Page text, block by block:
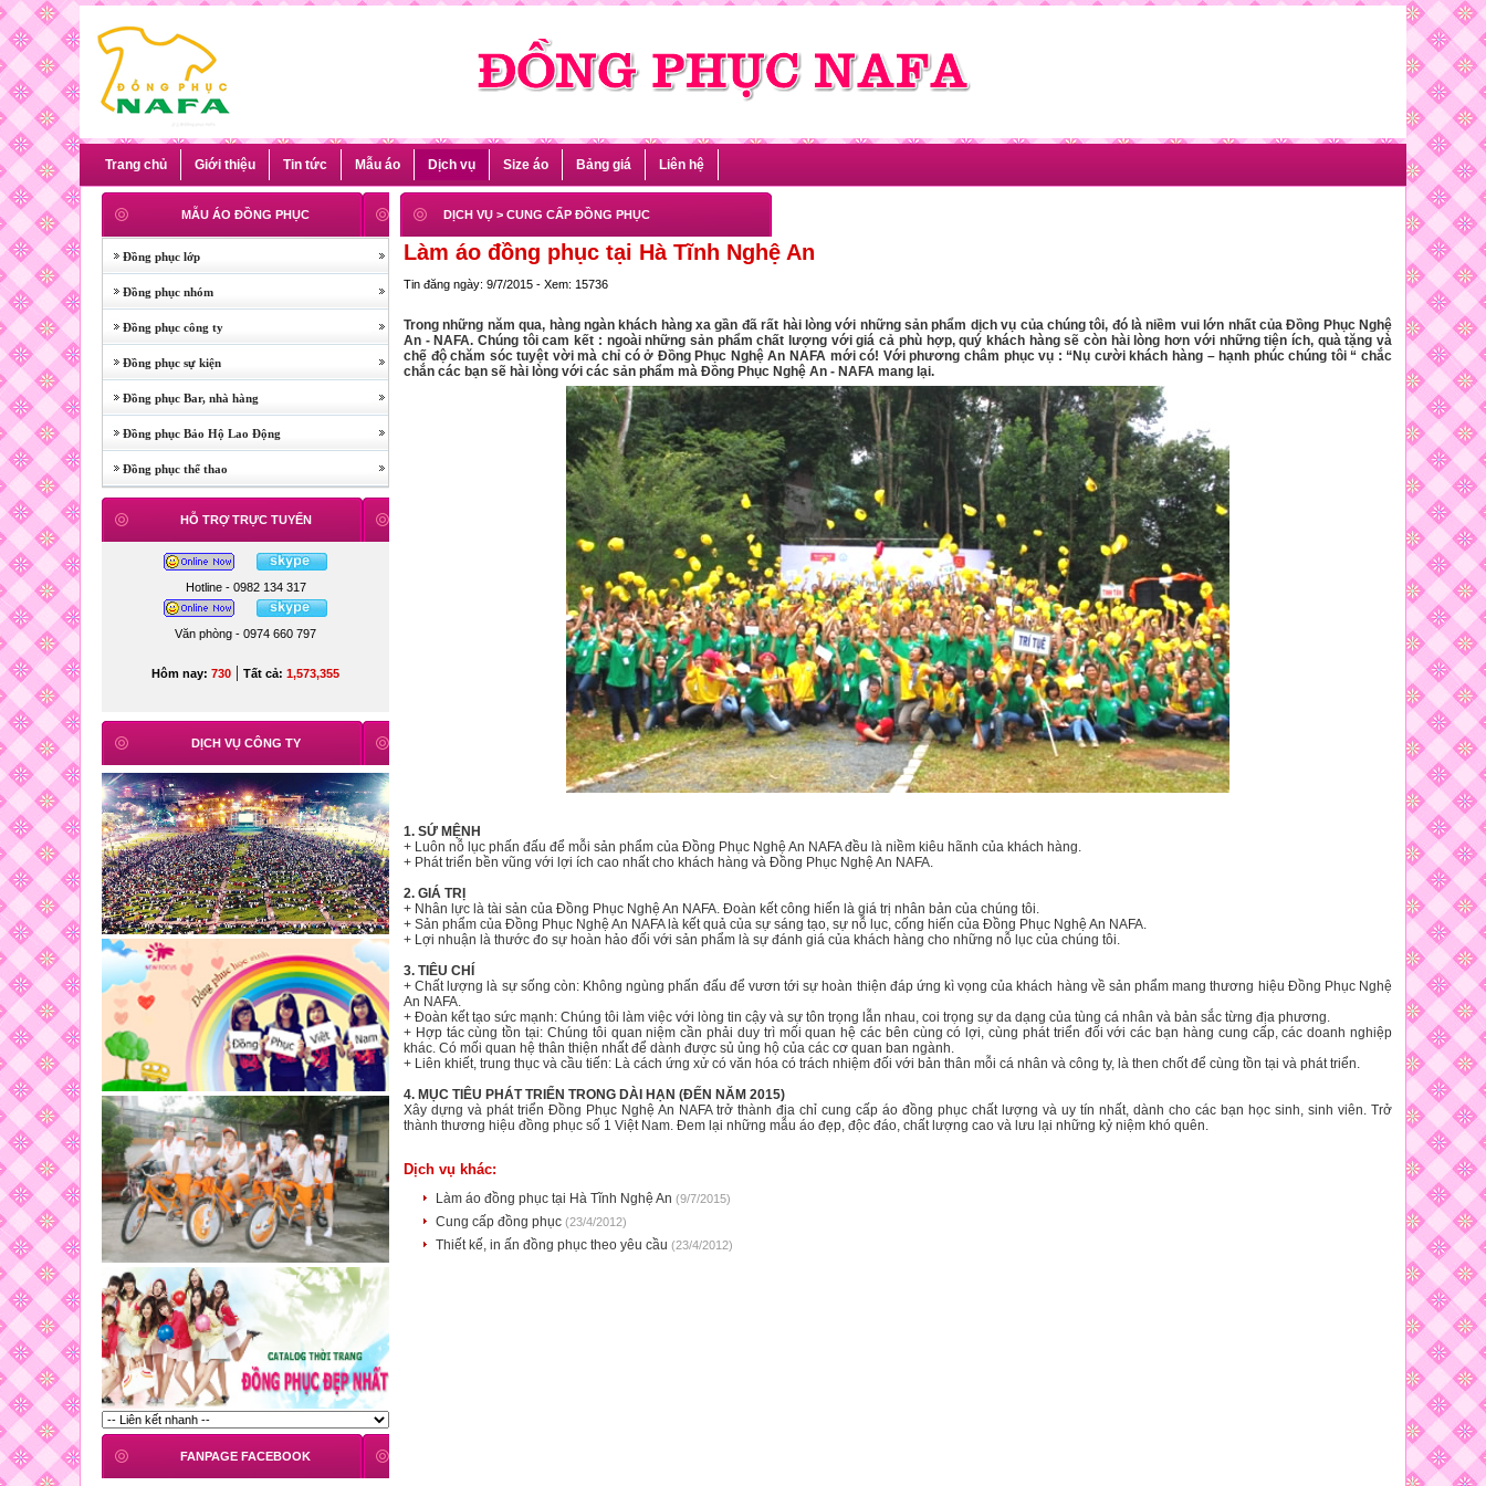
Trang chủ Giới thiệu Tin tức Mẫu áo Dịch vụ Size áo Bảng giá Liên hệ
MẪU ÁO ĐỒNG PHỤC
Đồng phục lớp
Đồng phục nhóm
Đồng phục công ty
Đồng phục sự kiện
Đồng phục Bar, nhà hàng
Đồng phục Bảo Hộ Lao Động
Đồng phục thể thao
HỖ TRỢ TRỰC TUYẾN
Hotline - 0982 134 317
Văn phòng - 0974 660 797
Hôm nay: 730 | Tất cả: 1,573,355
DỊCH VỤ CÔNG TY
FANPAGE FACEBOOK
DỊCH VỤ > CUNG CẤP ĐỒNG PHỤC
Làm áo đồng phục tại Hà Tĩnh Nghệ An
Tin đăng ngày: 9/7/2015 - Xem: 15736
Trong những năm qua, hàng ngàn khách hàng xa gần đã rất hài lòng với những sản phẩm dịch vụ của chúng tôi, đó là niềm vui lớn nhất của Đồng Phục Nghệ
An - NAFA. Chúng tôi cam kết : ngoài những sản phẩm chất lượng với giá cả phù hợp, quý khách hàng sẽ còn hài lòng hơn với những tiện ích, quà tặng và
chế độ chăm sóc tuyệt vời mà chỉ có ở Đồng Phục Nghệ An NAFA mới có! Với phương châm phục vụ : “Nụ cười khách hàng – hạnh phúc chúng tôi “ chắc
chắn các bạn sẽ hài lòng với các sản phẩm mà Đồng Phục Nghệ An - NAFA mang lại.
1. SỨ MỆNH
+ Luôn nỗ lục phấn đấu để mỗi sản phẩm của Đồng Phục Nghệ An NAFA đều là niềm kiêu hãnh của khách hàng.
+ Phát triển bền vũng với lợi ích cao nhất cho khách hàng và Đồng Phục Nghệ An NAFA.
2. GIÁ TRỊ
+ Nhân lực là tài sản của Đồng Phục Nghệ An NAFA. Đoàn kết công hiến là giá trị nhân bản của chúng tôi.
+ Sản phẩm của Đồng Phục Nghệ An NAFA là kết quả của sự sáng tạo, sự nỗ lục, cống hiến của Đồng Phục Nghệ An NAFA.
+ Lợi nhuận là thước đo sự hoàn hảo đối với sản phẩm là sự đánh giá của khách hàng cho những nỗ lục của chúng tôi.
3. TIÊU CHÍ
+ Chất lượng là sự sống còn: Không ngùng phấn đấu để vươn tới sự hoàn thiện đáp ứng kì vọng của khách hàng về sản phẩm mang thương hiệu Đồng Phục Nghệ
An NAFA.
+ Đoàn kết tạo sức mạnh: Chúng tôi làm việc với lòng tin cậy và sự tôn trọng lẫn nhau, coi trọng sự da dạng của tùng cá nhân và bản sắc từng địa phương.
+ Hợp tác cùng tồn tại: Chúng tôi quan niệm cần phải duy trì mối quan hệ các bên cùng có lợi, cùng phát triển đối với các bạn hàng cung cấp, các doanh nghiệp
khác. Có mối quan hệ thân thiện nhất để dành được sủ ủng hộ của các cơ quan ban ngành.
+ Liên khiết, trung thục và cầu tiến: Là cách ứng xử có văn hóa có trách nhiệm đối với bản thân mỗi cá nhân và công ty, là then chốt để cùng tồn tại và phát triển.
4. MỤC TIÊU PHÁT TRIỂN TRONG DÀI HẠN (ĐẾN NĂM 2015)
Xây dựng và phát triển Đồng Phục Nghệ An NAFA trở thành địa chỉ cung cấp áo đồng phục chất lượng và uy tín nhất, dành cho các bạn học sinh, sinh viên. Trở
thành thương hiệu đồng phục số 1 Việt Nam. Đem lại những mẫu áo đẹp, độc đáo, chất lượng cao và lưu lại những kỷ niệm khó quên.
Dịch vụ khác:
Làm áo đồng phục tại Hà Tĩnh Nghệ An (9/7/2015)
Cung cấp đồng phục (23/4/2012)
Thiết kế, in ấn đồng phục theo yêu cầu (23/4/2012)